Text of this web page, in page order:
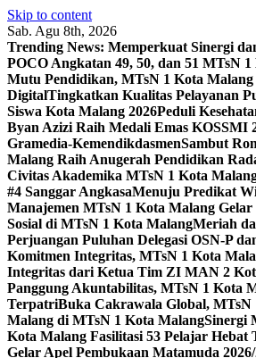
Skip to content
Sab. Agu 8th, 2026
Trending News: Memperkuat Sinergi
POCO Angkatan 49, 50, dan 51 MTsN
Mutu Pendidikan, MTsN 1 Kota
DigitalTingkatkan Kualitas Pelayanan
Siswa Kota Malang 2026Peduli
Byan Azizi Raih Medali Emas KOSSMI
Gramedia-KemendikdasmenSambut
Malang Raih Anugerah Pendidikan
Civitas Akademika MTsN 1 Kota
#4 Sanggar AngkasaMenuju Predikat
Manajemen MTsN 1 Kota Malang
Sosial di MTsN 1 Kota MalangMeriah
Perjuangan Puluhan Delegasi OSN-P
Komitmen Integritas, MTsN 1 Kota
Integritas dari Ketua Tim ZI MAN 2
Panggung Akuntabilitas, MTsN 1 Kota
TerpatriBuka Cakrawala Global, MTsN
Malang di MTsN 1 Kota MalangSinergi
Kota Malang Fasilitasi 53 Pelajar Hebat
Gelar Apel Pembukaan Matamuda